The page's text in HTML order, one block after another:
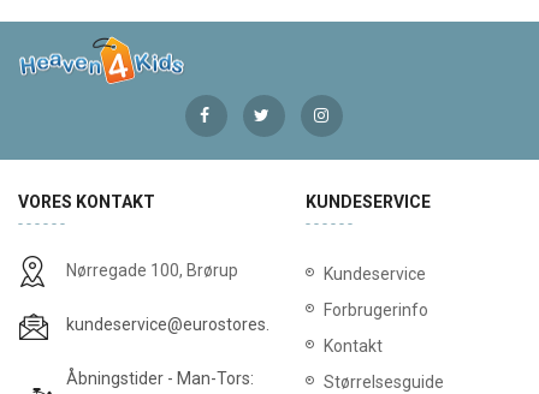
VORES KONTAKT
Nørregade 100, Brørup
kundeservice@eurostores.dk
Åbningstider - Man-Tors:
KUNDESERVICE
Kundeservice
Forbrugerinfo
Kontakt
Størrelsesguide